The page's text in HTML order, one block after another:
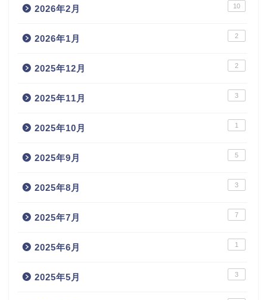
2026年2月 10
2026年1月 2
2025年12月 2
2025年11月 3
2025年10月 1
2025年9月 5
2025年8月 3
2025年7月 7
2025年6月 1
2025年5月 3